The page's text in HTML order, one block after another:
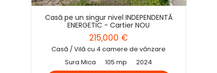
Casă pe un singur nivel INDEPENDENTĂ
ENERGETIC - Cartier NOU
215,000 €
Casă / Vilă cu 4 camere de vânzare
Sura Mica
105 mp 2024